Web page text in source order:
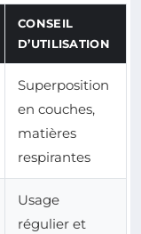
CONSEIL
D’UTILISATION
Superposition
en couches,
matières
respirantes
Usage
régulier et